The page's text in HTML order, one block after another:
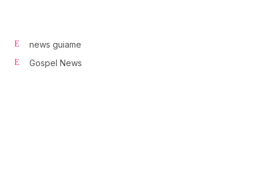
news guiame
Gospel News